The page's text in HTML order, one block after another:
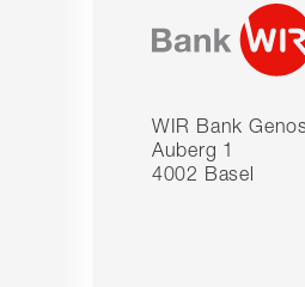
WIR Bank
Auberg 1
4002 Basel